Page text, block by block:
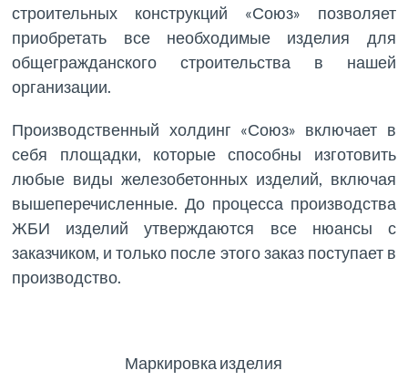
строительных конструкций «Союз» позволяет
приобретать все необходимые изделия для
общегражданского строительства в нашей
организации.
Производственный холдинг «Союз» включает в
себя площадки, которые способны изготовить
любые виды железобетонных изделий, включая
вышеперечисленные. До процесса производства
ЖБИ изделий утверждаются все нюансы с
заказчиком, и только после этого заказ поступает в
производство.
Маркировка изделия